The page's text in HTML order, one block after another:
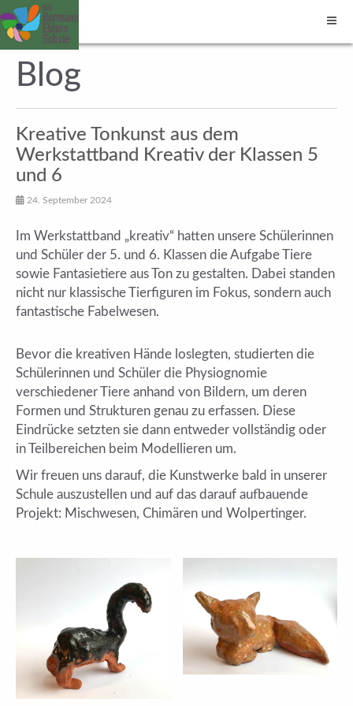
Blog
Kreative Tonkunst aus dem
Werkstattband Kreativ der Klassen 5
und 6
24. September 2024
Im Werkstattband „kreativ“ hatten unsere Schülerinnen
und Schüler der 5. und 6. Klassen die Aufgabe Tiere
sowie Fantasietiere aus Ton zu gestalten. Dabei standen
nicht nur klassische Tierfiguren im Fokus, sondern auch
fantastische Fabelwesen.
Bevor die kreativen Hände loslegten, studierten die
Schülerinnen und Schüler die Physiognomie
verschiedener Tiere anhand von Bildern, um deren
Formen und Strukturen genau zu erfassen. Diese
Eindrücke setzten sie dann entweder vollständig oder
in Teilbereichen beim Modellieren um.
Wir freuen uns darauf, die Kunstwerke bald in unserer
Schule auszustellen und auf das darauf aufbauende
Projekt: Mischwesen, Chimären und Wolpertinger.